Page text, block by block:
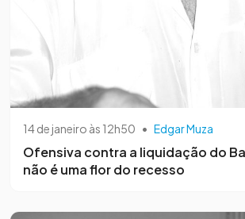
14 de janeiro às 12h50 • Edgar Muza
Ofensiva contra a liquidação do
não é uma flor do recesso